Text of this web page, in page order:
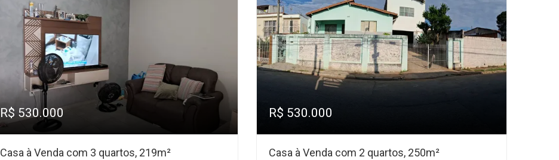
R$ 530.000
Casa à Venda com 3 quartos, 219m²
R$ 530.000
Casa à Venda com 2 quartos, 250m²